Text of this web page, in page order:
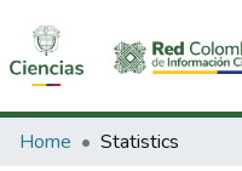
Communities & Collections
Home Statistics